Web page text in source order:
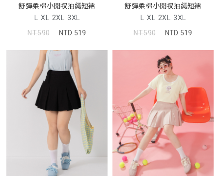
舒彈柔棉小開衩抽繩短裙
L XL 2XL 3XL
NT.590
NTD.519
舒彈柔棉小開衩抽繩短裙
L XL 2XL 3XL
NT.590
NTD.519